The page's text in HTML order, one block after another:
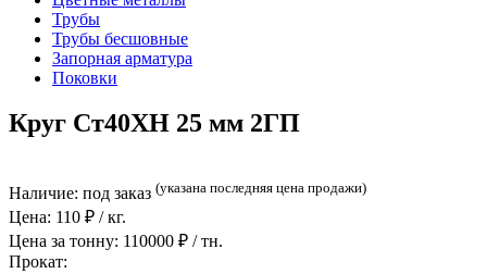
Трубы
Трубы бесшовные
Запорная арматура
Поковки
Круг Ст40ХН 25 мм 2ГП
Наличие: под заказ (указана последняя цена продажи)
Цена: 110 ₽ / кг.
Цена за тонну: 110000 ₽ / тн.
Прокат: